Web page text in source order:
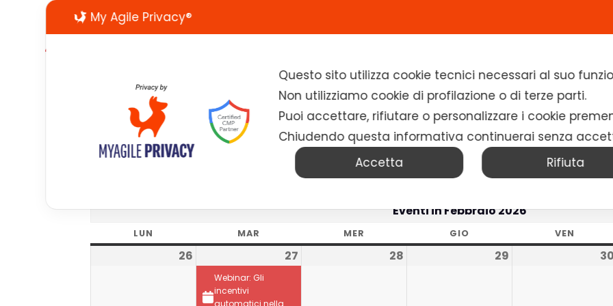
Home Chi siamo Soluzioni News
Aprile 2026
Con il Security Competence Center di ELMI,
basato su tecnologie avanzate e competenze
costante,
risposta tempestiva agli incidenti e un
security.
Scopri di più
Eventi in Febbraio 2026
LUN MAR MER GIO VEN
26 27
Webinar: Gli
incentivi
automatici nella
28 29 30
My Agile Privacy®
Questo sito utilizza cookie tecnici necessari al suo
Non utilizziamo cookie di profilazione o di terze parti.
Puoi accettare, rifiutare o personalizzare i cookie
Chiudendo questa informativa continuerai senza
Accetta
Rifiuta